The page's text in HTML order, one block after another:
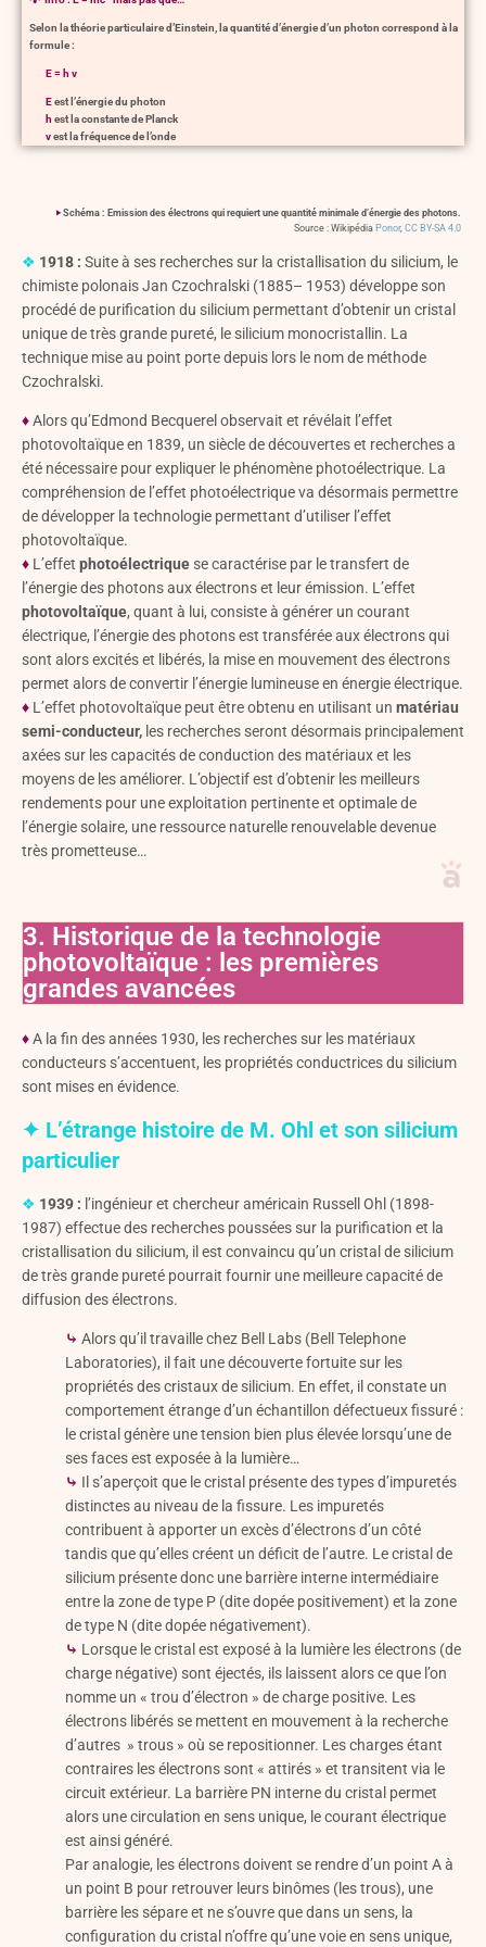
Selon la théorie particulaire d’Einstein, la quantité d’énergie d’un photon correspond à la
formule :
E = h v
Eest l’énergie du photon
h est la constante de Planck
vest la fréquence de l’onde
‣ Schéma : Emission des électrons qui requiert une quantité minimale d’énergie des photons.
Source : Wikipédia Ponor, CC BY-SA 4.0
❖ 1918 : Suite à ses recherches sur la cristallisation du silicium, le
chimiste polonais Jan Czochralski (1885– 1953) développe son
procédé de purification du silicium permettant d’obtenir un cristal
unique de très grande pureté, le silicium monocristallin. La
technique mise au point porte depuis lors le nom de méthode
Czochralski.
♦Alors qu’Edmond Becquerel observait et révélait l’effet
photovoltaïque en 1839, un siècle de découvertes et recherches a
été nécessaire pour expliquer le phénomène photoélectrique. La
compréhension de l’effet photoélectrique va désormais permettre
de développer la technologie permettant d’utiliser l’effet
photovoltaïque.
♦ L’effet photoélectrique se caractérise par le transfert de
l’énergie des photons aux électrons et leur émission. L’effet
photovoltaïque, quant à lui, consiste à générer un courant
électrique, l’énergie des photons est transférée aux électrons qui
sont alors excités et libérés, la mise en mouvement des électrons
permet alors de convertir l’énergie lumineuse en énergie électrique.
♦ L’effet photovoltaïque peut être obtenu en utilisant un matériau
semi-conducteur, les recherches seront désormais principalement
axées sur les capacités de conduction des matériaux et les
moyens de les améliorer. L’objectif est d’obtenir les meilleurs
rendements pour une exploitation pertinente et optimale de
l’énergie solaire, une ressource naturelle renouvelable devenue
très prometteuse…
3. Historique de la technologie
photovoltaïque : les premières
grandes avancées
♦A la fin des années 1930, les recherches sur les matériaux
conducteurs s’accentuent, les propriétés conductrices du silicium
sont mises en évidence.
✦ L’étrange histoire de M. Ohl et son silicium
particulier
❖ 1939 : l’ingénieur et chercheur américain Russell Ohl (1898-
1987) effectue des recherches poussées sur la purification et la
cristallisation du silicium, il est convaincu qu’un cristal de silicium
de très grande pureté pourrait fournir une meilleure capacité de
diffusion des électrons.
⤷ Alors qu’il travaille chez Bell Labs (Bell Telephone
Laboratories), il fait une découverte fortuite sur les
propriétés des cristaux de silicium. En effet, il constate un
comportement étrange d’un échantillon défectueux fissuré :
le cristal génère une tension bien plus élevée lorsqu’une de
ses faces est exposée à la lumière…
⤷ Il s’aperçoit que le cristal présente des types d’impuretés
distinctes au niveau de la fissure. Les impuretés
contribuent à apporter un excès d’électrons d’un côté
tandis que qu’elles créent un déficit de l’autre. Le cristal de
silicium présente donc une barrière interne intermédiaire
entre la zone de type P (dite dopée positivement) et la zone
de type N (dite dopée négativement).
⤷ Lorsque le cristal est exposé à la lumière les électrons (de
charge négative) sont éjectés, ils laissent alors ce que l’on
nomme un « trou d’électron » de charge positive. Les
électrons libérés se mettent en mouvement à la recherche
d’autres » trous » où se repositionner. Les charges étant
contraires les électrons sont « attirés » et transitent via le
circuit extérieur. La barrière PN interne du cristal permet
alors une circulation en sens unique, le courant électrique
est ainsi généré.
Par analogie, les électrons doivent se rendre d’un point A à
un point B pour retrouver leurs binômes (les trous), une
barrière les sépare et ne s’ouvre que dans un sens, la
configuration du cristal n’offre qu’une voie en sens unique,